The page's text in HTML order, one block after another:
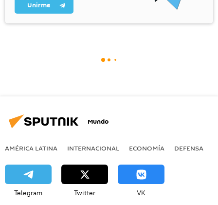
Unirme
Mundo
AMÉRICA LATINA INTERNACIONAL ECONOMÍA DEFENSA
Telegram Twitter VK